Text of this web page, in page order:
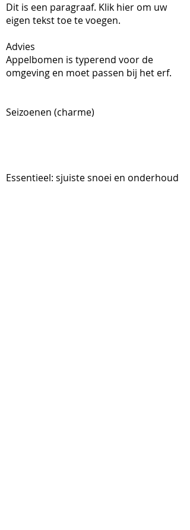
Dit is een paragraaf. Klik hier om uw
eigen tekst toe te voegen.
Advies
Appelbomen is typerend voor de
omgeving en moet passen bij het erf.
Seizoenen (charme)
Essentieel: sjuiste snoei en onderhoud